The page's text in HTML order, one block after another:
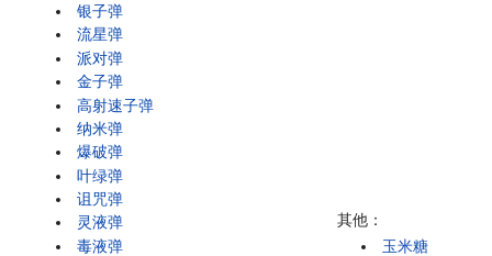
银子弹
流星弹
派对弹
金子弹
高射速子弹
纳米弹
爆破弹
叶绿弹
诅咒弹
灵液弹
毒液弹
其他：
玉米糖